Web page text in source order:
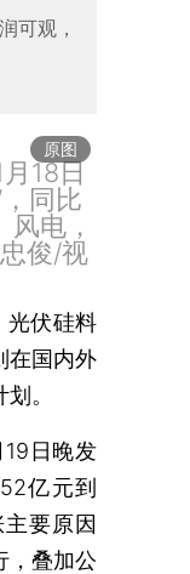
可观，
原图
18日
同比
电，
俊/视
光伏硅料
在国内外
。
19日晚发
亿元到
要原因
，叠加公